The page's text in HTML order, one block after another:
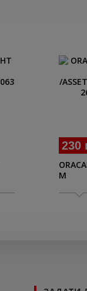
230
M